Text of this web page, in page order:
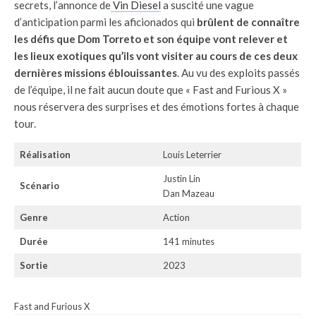
secrets, l’annonce deVin Diesel a suscité une vague
d’anticipation parmi les aficionados qui brûlent de connaître
les défis que Dom Torreto et son équipe vont relever et
les lieux exotiques qu’ils vont visiter au cours de ces deux
dernières missions éblouissantes. Au vu des exploits passés
de l’équipe, il ne fait aucun doute que « Fast and Furious X »
nous réservera des surprises et des émotions fortes à chaque
tour.
Réalisation Louis Leterrier
Scénario
Justin Lin
Dan Mazeau
Genre Action
Durée 141 minutes
Sortie 2023
Fast and Furious X